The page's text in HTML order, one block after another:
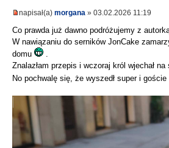
napisał(a) morgana » 03.02.2026 11:19
Co prawda już dawno podróżujemy z
W nawiązaniu do serników JonCake
domu
.
Znalazłam przepis i wczoraj król wjechał na
No pochwalę się, że wyszedł super i goście